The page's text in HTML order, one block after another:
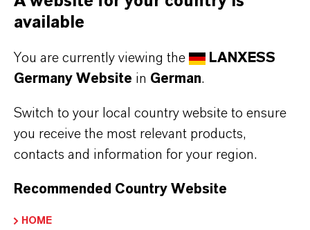
+49 221 8885 3790 ingo.drechsler@lanxess.com
available
You are currently viewing the
LANXESS
Germany Website in German.
Switch to your local country website to ensure
you receive the most relevant products,
contacts and information for your region.
Recommended Country Website
HOME